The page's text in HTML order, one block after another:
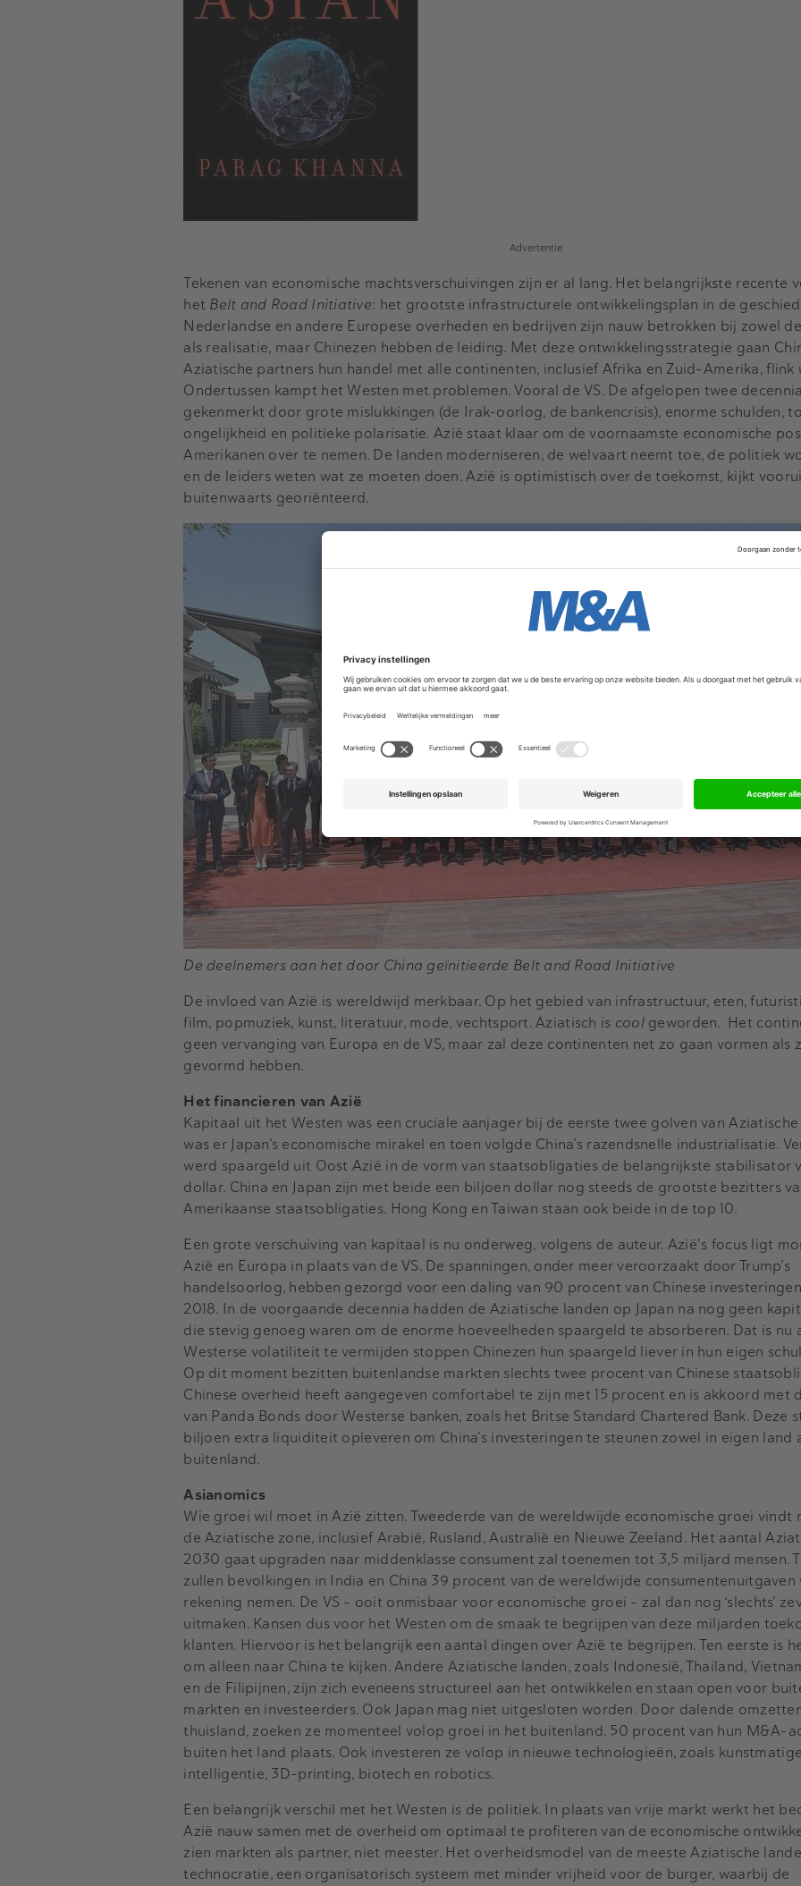
Advertentie
Tekenen van economische machtsverschuivingen zijn er al lang. Het belangrijkste recente
het Belt and Road Initiative: het grootste infrastructurele ontwikkelingsplan in de
Nederlandse en andere Europese overheden en bedrijven zijn nauw betrokken bij zowel
als realisatie, maar Chinezen hebben de leiding. Met deze ontwikkelingsstrategie gaan
Aziatische partners hun handel met alle continenten, inclusief Afrika en Zuid-Amerika, flink
Ondertussen kampt het Westen met problemen. Vooral de VS. De afgelopen twee
gekenmerkt door grote mislukkingen (de Irak-oorlog, de bankencrisis), enorme schulden,
ongelijkheid en politieke polarisatie. Azië staat klaar om de voornaamste economische
Amerikanen over te nemen. De landen moderniseren, de welvaart neemt toe, de politiek
en de leiders weten wat ze moeten doen. Azië is optimistisch over de toekomst, kijkt
buitenwaarts georiënteerd.
De deelnemers aan het door China geïnitieerde Belt and Road Initiative
De invloed van Azië is wereldwijd merkbaar. Op het gebied van infrastructuur, eten,
film, popmuziek, kunst, literatuur, mode, vechtsport. Aziatisch is cool geworden. Het
geen vervanging van Europa en de VS, maar zal deze continenten net zo gaan vormen als
gevormd hebben.
Het financieren van Azië
Kapitaal uit het Westen was een cruciale aanjager bij de eerste twee golven van
was er Japan’s economische mirakel en toen volgde China’s razendsnelle industrialisatie.
werd spaargeld uit Oost Azië in de vorm van staatsobligaties de belangrijkste stabilisator
dollar. China en Japan zijn met beide een biljoen dollar nog steeds de grootste bezitters
Amerikaanse staatsobligaties. Hong Kong en Taiwan staan ook beide in de top 10.
Een grote verschuiving van kapitaal is nu onderweg, volgens de auteur. Azië's focus ligt
Azië en Europa in plaats van de VS. De spanningen, onder meer veroorzaakt door Trump’s
handelsoorlog, hebben gezorgd voor een daling van 90 procent van Chinese
2018. In de voorgaande decennia hadden de Aziatische landen op Japan na nog geen
die stevig genoeg waren om de enorme hoeveelheden spaargeld te absorberen. Dat is nu
Westerse volatiliteit te vermijden stoppen Chinezen hun spaargeld liever in hun eigen
Op dit moment bezitten buitenlandse markten slechts twee procent van Chinese
Chinese overheid heeft aangegeven comfortabel te zijn met 15 procent en is akkoord met
van Panda Bonds door Westerse banken, zoals het Britse Standard Chartered Bank. Deze
biljoen extra liquiditeit opleveren om China’s investeringen te steunen zowel in eigen land
buitenland.
Asianomics
Wie groei wil moet in Azië zitten. Tweederde van de wereldwijde economische groei vindt
de Aziatische zone, inclusief Arabië, Rusland, Australië en Nieuwe Zeeland. Het aantal
2030 gaat upgraden naar middenklasse consument zal toenemen tot 3,5 miljard mensen.
zullen bevolkingen in India en China 39 procent van de wereldwijde consumentenuitgaven
rekening nemen. De VS - ooit onmisbaar voor economische groei - zal dan nog ‘slechts’
uitmaken. Kansen dus voor het Westen om de smaak te begrijpen van deze miljarden
klanten. Hiervoor is het belangrijk een aantal dingen over Azië te begrijpen. Ten eerste is
om alleen naar China te kijken. Andere Aziatische landen, zoals Indonesië, Thailand,
en de Filipijnen, zijn zich eveneens structureel aan het ontwikkelen en staan open voor
markten en investeerders. Ook Japan mag niet uitgesloten worden. Door dalende
thuisland, zoeken ze momenteel volop groei in het buitenland. 50 procent van hun M&A-
buiten het land plaats. Ook investeren ze volop in nieuwe technologieën, zoals kunstmatige
intelligentie, 3D-printing, biotech en robotics.
Een belangrijk verschil met het Westen is de politiek. In plaats van vrije markt werkt het
Azië nauw samen met de overheid om optimaal te profiteren van de economische
zien markten als partner, niet meester. Het overheidsmodel van de meeste Aziatische
technocratie, een organisatorisch systeem met minder vrijheid voor de burger, waarbij de